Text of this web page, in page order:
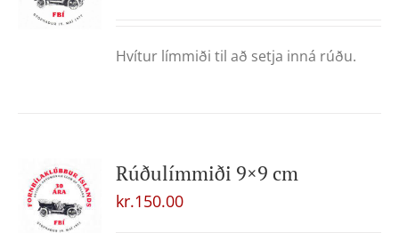
Hvítur límmiði til að setja inná rúðu.
Rúðulímmiði 9×9 cm
kr.150.00